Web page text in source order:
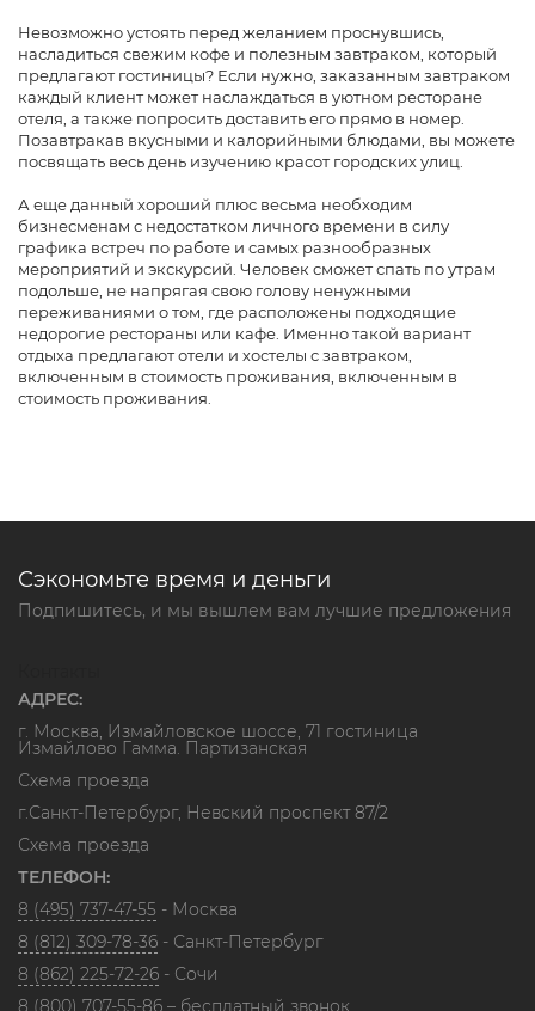
Невозможно устоять перед желанием проснувшись,
насладиться свежим кофе и полезным завтраком, который
предлагают гостиницы? Если нужно, заказанным завтраком
каждый клиент может наслаждаться в уютном ресторане
отеля, а также попросить доставить его прямо в номер.
Позавтракав вкусными и калорийными блюдами, вы можете
посвящать весь день изучению красот городских улиц.
А еще данный хороший плюс весьма необходим
бизнесменам с недостатком личного времени в силу
графика встреч по работе и самых разнообразных
мероприятий и экскурсий. Человек сможет спать по утрам
подольше, не напрягая свою голову ненужными
переживаниями о том, где расположены подходящие
недорогие рестораны или кафе. Именно такой вариант
отдыха предлагают отели и хостелы с завтраком,
включенным в стоимость проживания, включенным в
стоимость проживания.
Сэкономьте время и деньги
Подпишитесь, и мы вышлем вам лучшие предложения
АДРЕС:
г. Москва, Измайловское шоссе, 71 гостиница
Измайлово Гамма. Партизанская
Схема проезда
г.Санкт-Петербург, Невский проспект 87/2
Схема проезда
ТЕЛЕФОН:
8 (495) 737-47-55 - Москва
8 (812) 309-78-36 - Санкт-Петербург
8 (862) 225-72-26 - Сочи
8 (800) 707-55-86 – бесплатный звонок